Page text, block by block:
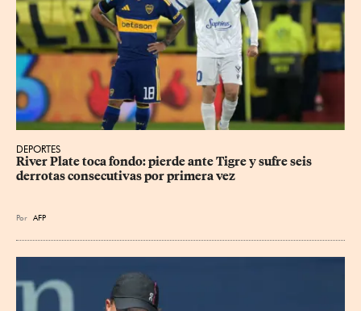
DEPORTES
River Plate toca fondo: pierde ante Tigre y sufre seis
derrotas consecutivas por primera vez
Por AFP